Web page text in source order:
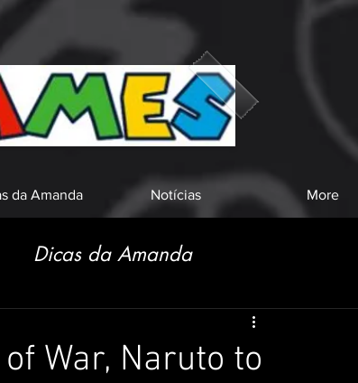
da Amanda Notícias More
Dicas da Amanda
War, Naruto to